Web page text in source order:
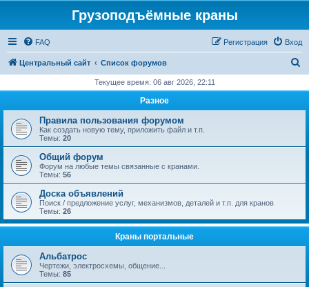
Грузоподъёмные краны
FAQ Вход
Регистрация
Центральный сайт Список форумов
с
Текущее время: 06 авг 2026, 22:11
Разное
Правила пользования форумом
Как создать новую тему, приложить файл и т.п.
Темы: 20
Общий форум
Форум на любые темы связанные с кранами.
Темы: 56
Доска объявлений
Поиск / предложение услуг, механизмов, деталей и т.п. для кранов
Темы: 26
Краны портальные
Альбатрос
Чертежи, электросхемы, общение...
Темы: 85